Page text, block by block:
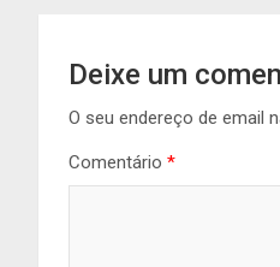
Deixe um
O seu endereço de email
Comentário *